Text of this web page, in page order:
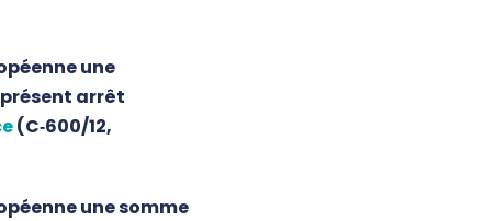
une
arrêt
(C‑600/12,
une somme